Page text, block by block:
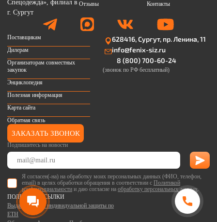
Отзывы
Контакты
Подпишитесь на новости
Я согласен(-на) на обработку моих персональных данных (ФИО, телефон,
email) в целях обработки обращения в соответствии с Политикой
конфиденциальности и даю согласие на обработку персональных данных.
Поставщикам
Дилерам
Организаторам совместных
закупок
Энциклопедия
Полезная информация
Карта сайта
Обратная связь
628416, Сургут, пр. Ленина, 11
info@fenix-siz.ru
8 (800) 700-60-24
(звонок по РФ бесплатный)
ЗАКАЗАТЬ ЗВОНОК
ПОЛЕЗНЫЕ ССЫЛКИ
Выдача средств индивидуальной защиты по
ЕТН